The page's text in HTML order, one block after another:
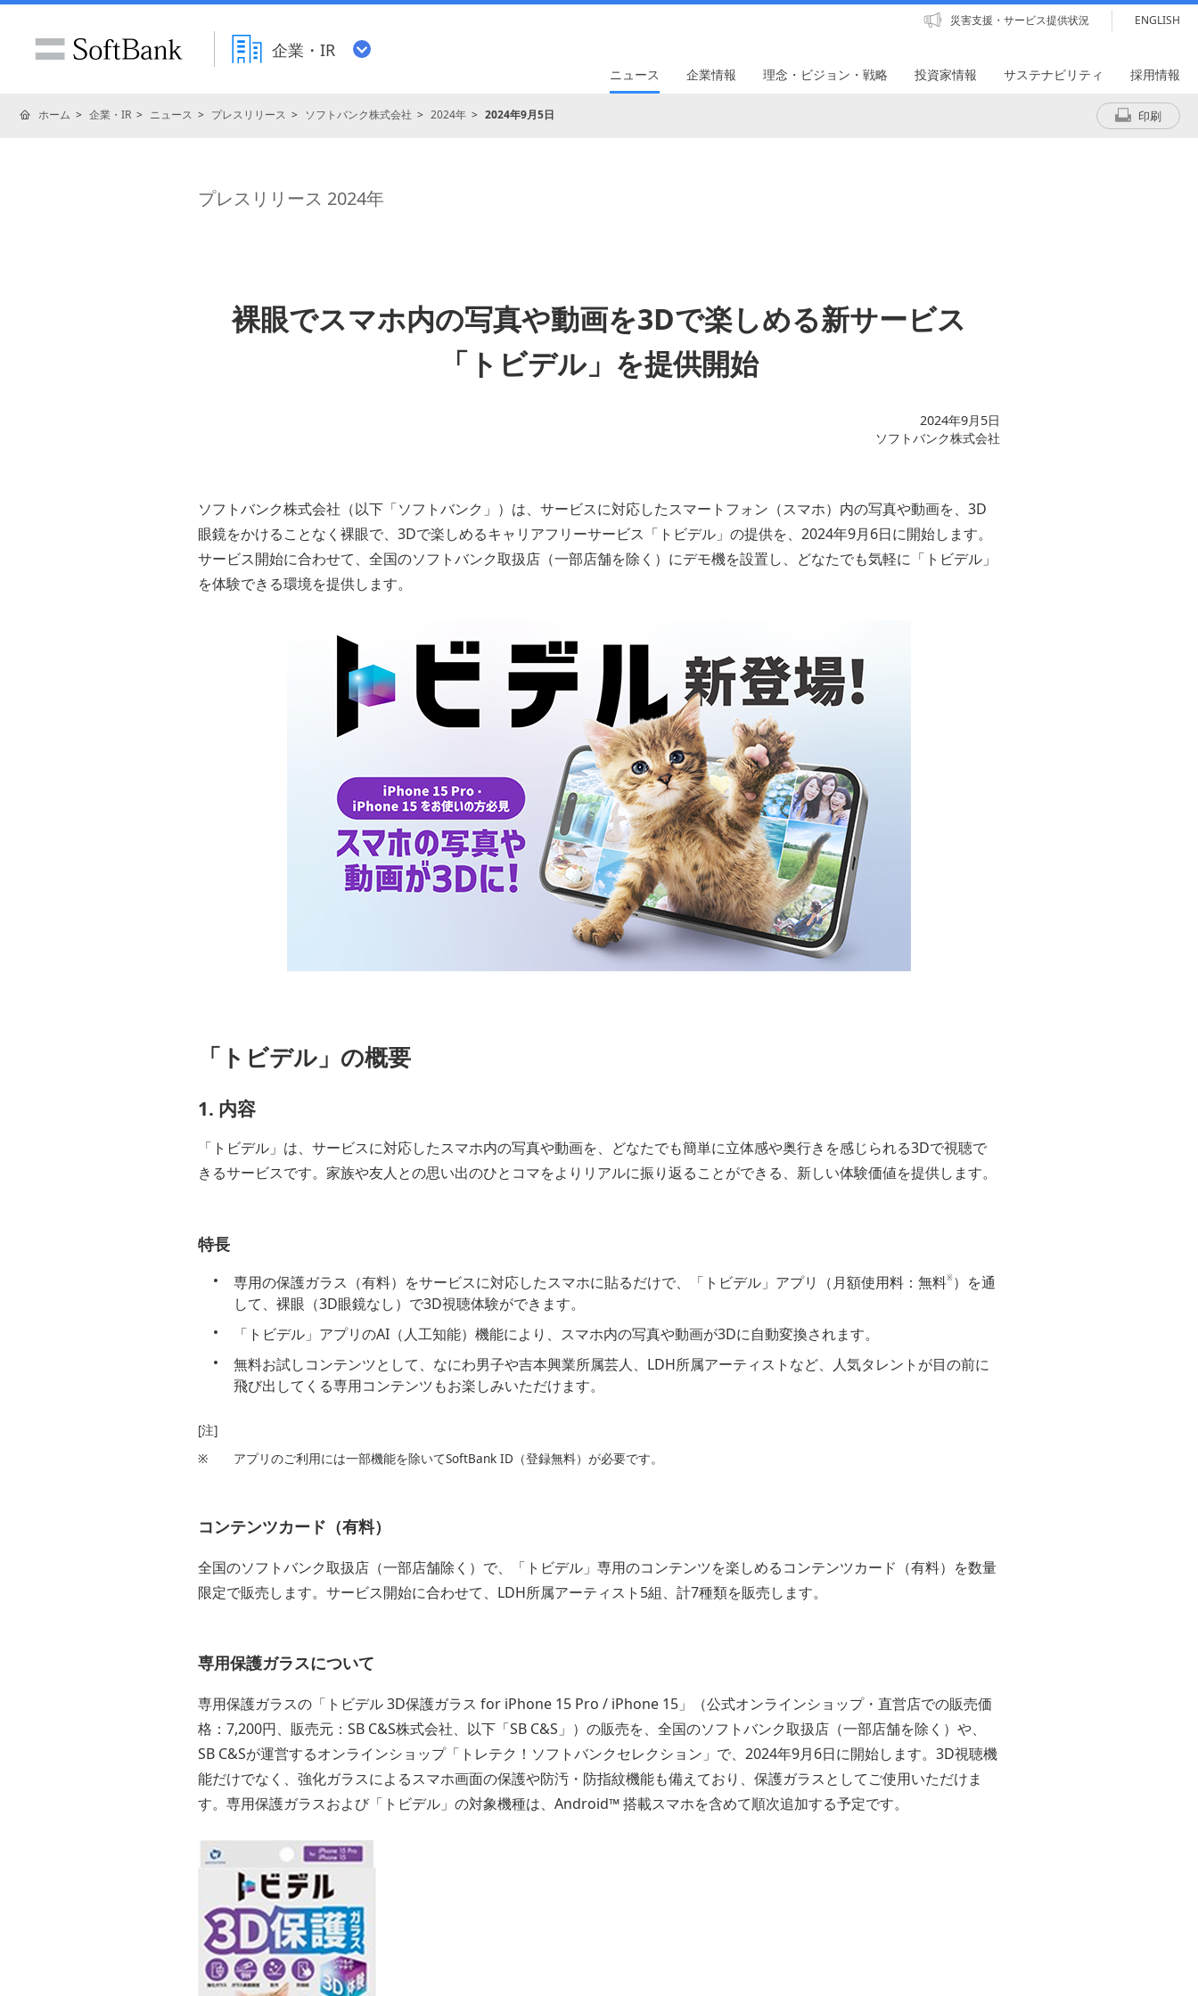
企業・IR
災害支援・サービス提供状況 ENGLISH
ニュース 企業情報 理念・ビジョン・戦略 投資家情報 サステナビリティ 採用情報
ホーム 企業・IR ニュース プレスリリース ソフトバンク株式会社 2024年 2024年9月5日 印刷
プレスリリース 2024年
裸眼でスマホ内の写真や動画を3Dで楽しめる新サービス
「トビデル」を提供開始
2024年9月5日
ソフトバンク株式会社
ソフトバンク株式会社（以下「ソフトバンク」）は、サービスに対応したスマートフォン（スマホ）内の写真や動画を、3D
眼鏡をかけることなく裸眼で、3Dで楽しめるキャリアフリーサービス「トビデル」の提供を、2024年9月6日に開始します。
サービス開始に合わせて、全国のソフトバンク取扱店（一部店舗を除く）にデモ機を設置し、どなたでも気軽に「トビデル」
を体験できる環境を提供します。
「トビデル」の概要
1. 内容
「トビデル」は、サービスに対応したスマホ内の写真や動画を、どなたでも簡単に立体感や奥行きを感じられる3Dで視聴で
きるサービスです。家族や友人との思い出のひとコマをよりリアルに振り返ることができる、新しい体験価値を提供します。
特長
専用の保護ガラス（有料）をサービスに対応したスマホに貼るだけで、「トビデル」アプリ（月額使用料：無料※）を通
して、裸眼（3D眼鏡なし）で3D視聴体験ができます。
「トビデル」アプリのAI（人工知能）機能により、スマホ内の写真や動画が3Dに自動変換されます。
無料お試しコンテンツとして、なにわ男子や吉本興業所属芸人、LDH所属アーティストなど、人気タレントが目の前に
飛び出してくる専用コンテンツもお楽しみいただけます。
[注]
※
アプリのご利用には一部機能を除いてSoftBank ID（登録無料）が必要です。
コンテンツカード（有料）
全国のソフトバンク取扱店（一部店舗除く）で、「トビデル」専用のコンテンツを楽しめるコンテンツカード（有料）を数量
限定で販売します。サービス開始に合わせて、LDH所属アーティスト5組、計7種類を販売します。
専用保護ガラスについて
専用保護ガラスの「トビデル 3D保護ガラス for iPhone 15 Pro / iPhone 15」（公式オンラインショップ・直営店での販売価
格：7,200円、販売元：SB C&S株式会社、以下「SB C&S」）の販売を、全国のソフトバンク取扱店（一部店舗を除く）や、
SB C&Sが運営するオンラインショップ「トレテク！ソフトバンクセレクション」で、2024年9月6日に開始します。3D視聴機
能だけでなく、強化ガラスによるスマホ画面の保護や防汚・防指紋機能も備えており、保護ガラスとしてご使用いただけま
す。専用保護ガラスおよび「トビデル」の対象機種は、Android™ 搭載スマホを含めて順次追加する予定です。